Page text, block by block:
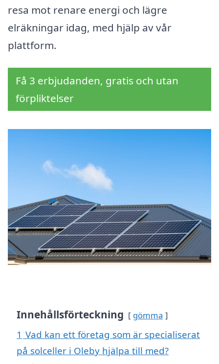
resa mot renare energi och lägre
elräkningar idag, med hjälp av vår
plattform.
Få 3 erbjudanden, gratis och utan
förpliktelser
Innehållsförteckning gömma
1 Vad kan ett företag som är specialiserat
på solceller i Oleby hjälpa till med?